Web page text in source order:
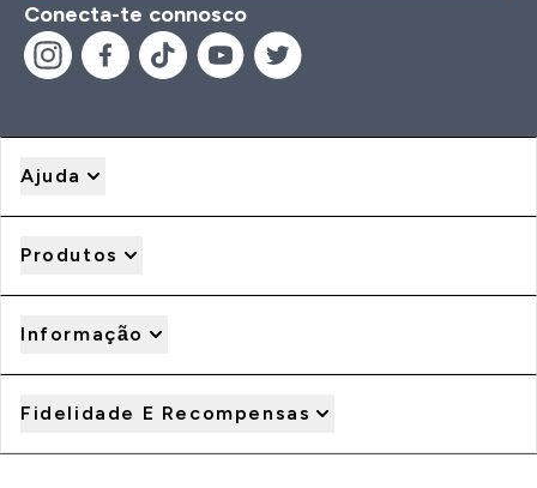
Conecta-te connosco
Ajuda
Produtos
Informação
Fidelidade E Recompensas